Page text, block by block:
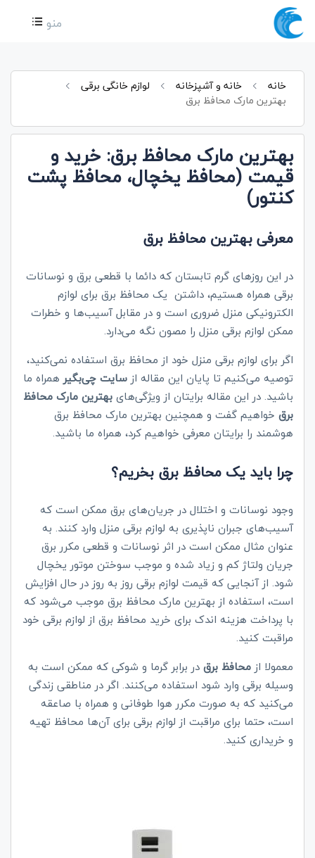
منو
خانه خانه و آشپزخانه
لوازم خانگی برقی
بهترین مارک محافظ برق
بهترین مارک محافظ برق: خرید و
قیمت (محافظ یخچال، محافظ پشت
کنتور)
معرفی بهترین محافظ برق
در این روزهای گرم تابستان که دائما با قطعی برق و نوسانات
برقی همراه هستیم، داشتن یک محافظ برق برای لوازم
الکترونیکی منزل ضروری است و در مقابل آسیب‌ها و خطرات
ممکن لوازم برقی منزل را مصون نگه می‌دارد.
اگر برای لوازم برقی منزل خود از محافظ برق استفاده نمی‌کنید،
توصیه می‌کنیم تا پایان این مقاله از سایت چی‌بگیر همراه ما
باشید. در این مقاله برایتان از ویژگی‌هایبهترین مارک محافظ
برق خواهیم گفت و همچنین بهترین مارک محافظ برق
هوشمند را برایتان معرفی خواهیم کرد، همراه ما باشید.
چرا باید یک محافظ برق بخریم؟
وجود نوسانات و اختلال در جریان‌های برق ممکن است که
آسیب‌های جبران ناپذیری به لوازم برقی منزل وارد کنند. به
عنوان مثال ممکن است در اثر نوسانات و قطعی مکرر برق
جریان ولتاژ کم و زیاد شده و موجب سوختن موتور یخچال
شود. از آنجایی که قیمت لوازم برقی روز به روز در حال افزایش
است، استفاده از بهترین مارک محافظ برق موجب می‌شود که
با پرداخت هزینه اندک برای خرید محافظ برق از لوازم برقی خود
مراقبت کنید.
معمولا از محافظ‌ برقدر برابر گرما و شوکی که ممکن است به
وسیله برقی وارد شود استفاده می‌کنند. اگر در مناطقی زندگی
می‌کنید که به صورت مکرر هوا طوفانی و همراه با صاعقه
است، حتما برای مراقبت از لوازم برقی برای آن‌ها محافظ تهیه
و خریداری کنید.